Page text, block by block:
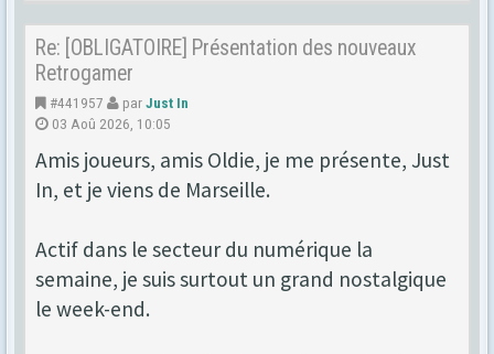
Re: [OBLIGATOIRE] Présentation des nouveaux
Retrogamer
#441957 parJust In
03 Aoû 2026, 10:05
Amis joueurs, amis Oldie, je me présente, Just
In, et je viens de Marseille.
Actif dans le secteur du numérique la
semaine, je suis surtout un grand nostalgique
le week-end.